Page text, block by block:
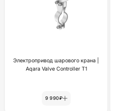
Электропривод шарового крана |
Aqara Valve Controller T1
9 990₽